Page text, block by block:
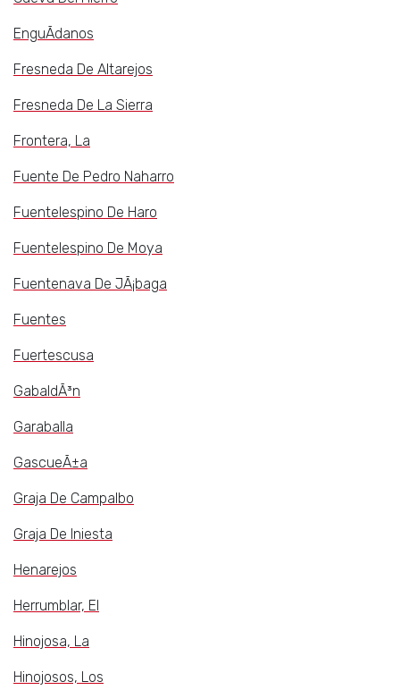
EnguÃ­danos
Fresneda De Altarejos
Fresneda De La Sierra
Frontera, La
Fuente De Pedro Naharro
Fuentelespino De Haro
Fuentelespino De Moya
Fuentenava De JÃ¡baga
Fuentes
Fuertescusa
GabaldÃ³n
Garaballa
GascueÃ±a
Graja De Campalbo
Graja De Iniesta
Henarejos
Herrumblar, El
Hinojosa, La
Hinojosos, Los